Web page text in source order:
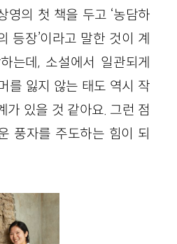
영의 첫 책을 두고 ‘농담하
등장’이라고 말한 것이 계
는데, 소설에서 일관되게
를 잃지 않는 태도 역시 작
가 있을 것 같아요. 그런 점
풍자를 주도하는 힘이 되